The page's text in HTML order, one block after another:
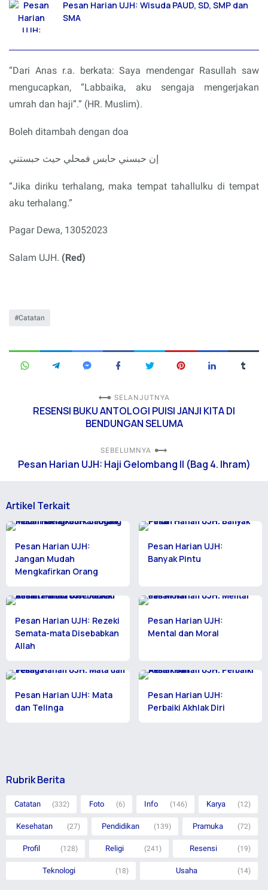
Pesan Harian UJH: Wisuda PAUD, SD, SMP dan
SMA
“Dari Anas r.a. berkata: Saya mendengar Rasullah saw
mengucapkan, “Labbaika, aku sengaja mengerjakan
umrah dan haji”.” (HR. Muslim).
Boleh ditambah dengan doa
إن حبسني حابس فمحلي حيث حبستني
“Jika diriku terhalang, maka tempat tahallulku di tempat
aku terhalang.”
Pagar Dewa, 13052023
Salam UJH. (Red)
Catatan
SELANJUTNYA
RESENSI BUKU ANTOLOGI PUISI JANJI KITA DI
BENDUNGAN SELUMA
SEBELUMNYA
Pesan Harian UJH: Haji Gelombang II (Bag 4. Ihram)
Artikel Terkait
Pesan Harian UJH:
Jangan Mudah
Mengkafirkan Orang
Pesan Harian UJH:
Banyak Pintu
Pesan Harian UJH: Rezeki
Semata-mata Disebabkan
Allah
Pesan Harian UJH:
Mental dan Moral
Pesan Harian UJH: Mata
dan Telinga
Pesan Harian UJH:
Perbaiki Akhlak Diri
Rubrik Berita
Catatan (332) Foto (6) Info (146) Karya (12)
Kesehatan (27) Pendidikan (139) Pramuka (72)
Profil (128) Religi (241) Resensi (19)
Teknologi (18) Usaha (14)